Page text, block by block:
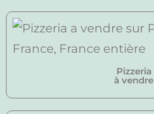
Pizzeria
à vendre